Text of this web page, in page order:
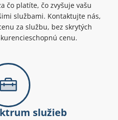
čo platíte, čo zvyšuje vašu
službami. Kontaktujte nás,
za službu, bez skrytých
cenu.
služieb